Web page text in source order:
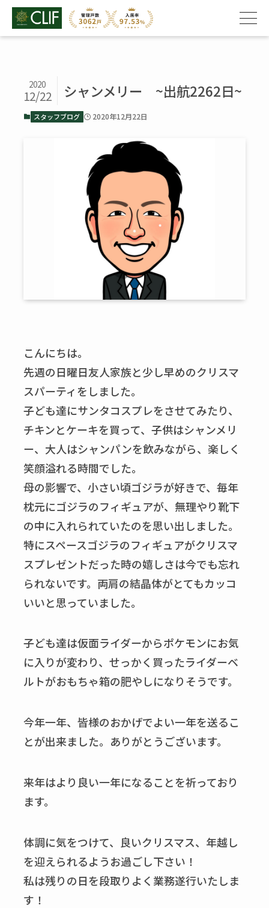
シャンメリー ~出航2262日~
2020
12/22
スタッフブログ 2020年12月22日
こんにちは。
先週の日曜日友人家族と少し早めのクリスマ
スパーティをしました。
子ども達にサンタコスプレをさせてみたり、
チキンとケーキを買って、子供はシャンメリ
ー、大人はシャンパンを飲みながら、楽しく
笑顔溢れる時間でした。
母の影響で、小さい頃ゴジラが好きで、毎年
枕元にゴジラのフィギュアが、無理やり靴下
の中に入れられていたのを思い出しました。
特にスペースゴジラのフィギュアがクリスマ
スプレゼントだった時の嬉しさは今でも忘れ
られないです。両肩の結晶体がとてもカッコ
いいと思っていました。
子ども達は仮面ライダーからポケモンにお気
に入りが変わり、せっかく買ったライダーベ
ルトがおもちゃ箱の肥やしになりそうです。
今年一年、皆様のおかげでよい一年を送るこ
とが出来ました。ありがとうございます。
来年はより良い一年になることを祈っており
ます。
体調に気をつけて、良いクリスマス、年越し
を迎えられるようお過ごし下さい！
私は残りの日を段取りよく業務遂行いたしま
す！